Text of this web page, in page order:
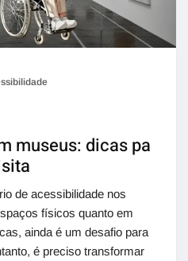
museus: dicas pa
de acessibilidade nos
físicos quanto em
ainda é um desafio para
é preciso transformar